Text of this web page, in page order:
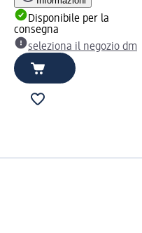
Disponibile per la
consegna
seleziona il negozio dm